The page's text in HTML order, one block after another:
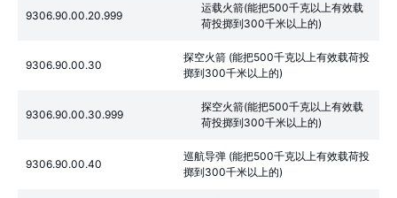
9306.90.00.20.999
运载火箭(能把500千克以上有效载
荷投掷到300千米以上的)
9306.90.00.30
探空火箭 (能把500千克以上有效载荷投
掷到300千米以上的)
9306.90.00.30.999
探空火箭(能把500千克以上有效载
荷投掷到300千米以上的)
9306.90.00.40
巡航导弹 (能把500千克以上有效载荷投
掷到300千米以上的)